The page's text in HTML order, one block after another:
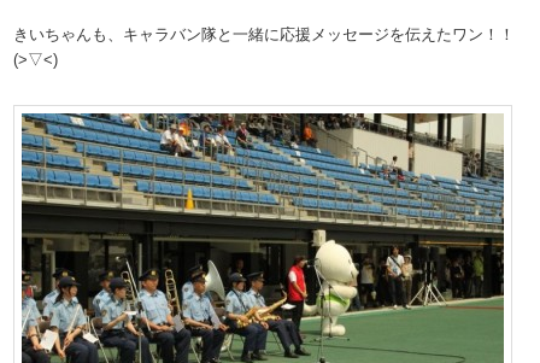
きいちゃんも、キャラバン隊と一緒に応援メッセージを伝えたワン！！
(>▽<)